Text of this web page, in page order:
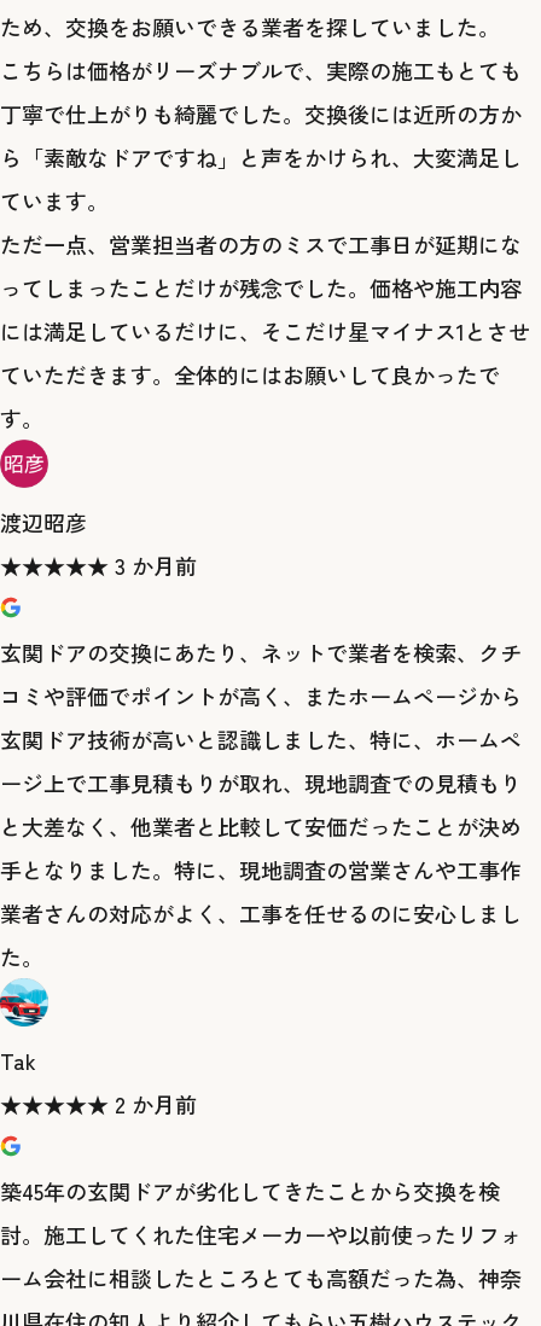
ため、交換をお願いできる業者を探していました。
​こちらは価格がリーズナブルで、実際の施工もとても
丁寧で仕上がりも綺麗でした。交換後には近所の方か
ら「素敵なドアですね」と声をかけられ、大変満足し
ています。
​ただ一点、営業担当者の方のミスで工事日が延期にな
ってしまったことだけが残念でした。価格や施工内容
には満足しているだけに、そこだけ星マイナス1とさせ
ていただきます。全体的にはお願いして良かったで
す。
渡辺昭彦
★★★★★3 か月前
玄関ドアの交換にあたり、ネットで業者を検索、クチ
コミや評価でポイントが高く、またホームページから
玄関ドア技術が高いと認識しました、特に、ホームペ
ージ上で工事見積もりが取れ、現地調査での見積もり
と大差なく、他業者と比較して安価だったことが決め
手となりました。特に、現地調査の営業さんや工事作
業者さんの対応がよく、工事を任せるのに安心しまし
た。
Tak
★★★★★ 2 か月前
築45年の玄関ドアが劣化してきたことから交換を検
討。施工してくれた住宅メーカーや以前使ったリフォ
ーム会社に相談したところとても高額だった為、神奈